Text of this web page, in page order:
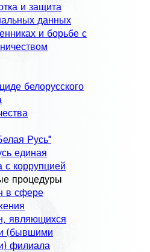
и защита
данных
и борьбе с
белорусского
Русь"
единая
с коррупцией
процедуры
в сфере
являющихся
(бывшими
филиала